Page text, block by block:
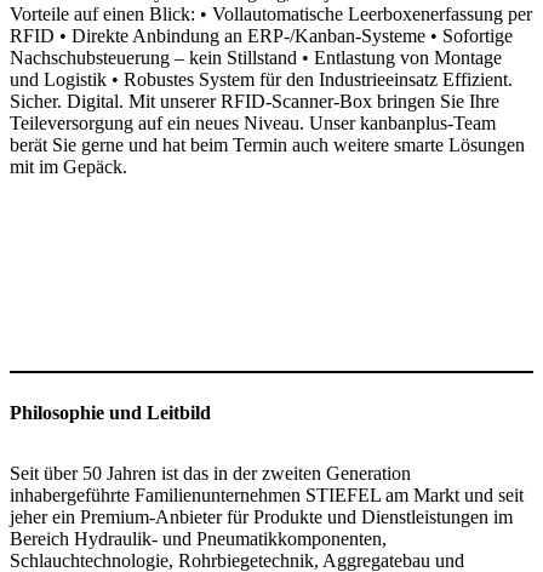
Vorteile auf einen Blick: • Vollautomatische Leerboxenerfassung per
RFID • Direkte Anbindung an ERP-/Kanban-Systeme • Sofortige
Nachschubsteuerung – kein Stillstand • Entlastung von Montage
und Logistik • Robustes System für den Industrieeinsatz Effizient.
Sicher. Digital. Mit unserer RFID-Scanner-Box bringen Sie Ihre
Teileversorgung auf ein neues Niveau. Unser kanbanplus-Team
berät Sie gerne und hat beim Termin auch weitere smarte Lösungen
mit im Gepäck.
Philosophie und Leitbild
Seit über 50 Jahren ist das in der zweiten Generation
inhabergeführte Familienunternehmen STIEFEL am Markt und seit
jeher ein Premium-Anbieter für Produkte und Dienstleistungen im
Bereich Hydraulik- und Pneumatikkomponenten,
Schlauchtechnologie, Rohrbiegetechnik, Aggregatebau und